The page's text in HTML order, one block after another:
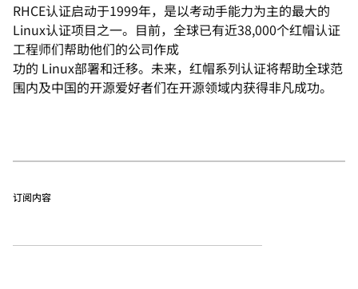
RHCE认证启动于1999年，是以考动手能力为主的最大的
Linux认证项目之一。目前，全球已有近38,000个红帽认证
工程师们帮助他们的公司作成
功的 Linux部署和迁移。未来，红帽系列认证将帮助全球范
围内及中国的开源爱好者们在开源领域内获得非凡成功。
订阅内容